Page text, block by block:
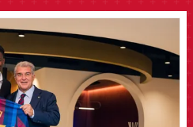
FCB Barcelona badge